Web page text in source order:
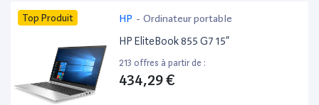
Top Produit HP - Ordinateur portable
HP EliteBook 855 G7 15”
213 offres à partir de :
434,29 €